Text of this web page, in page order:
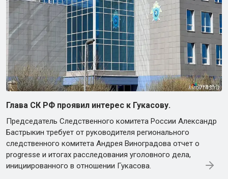
Глава СК РФ проявил интерес к Гукасову.
Председатель Следственного комитета России Александр
Бастрыкин требует от руководителя регионального
следственного комитета Андрея Виноградова отчет о
progressе и итогах расследования уголовного дела,
инициированного в отношении Гукасова.